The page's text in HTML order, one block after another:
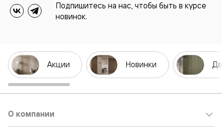
Подпишитесь на нас, чтобы быть в курсе
новинок.
Акции Новинки
О компании